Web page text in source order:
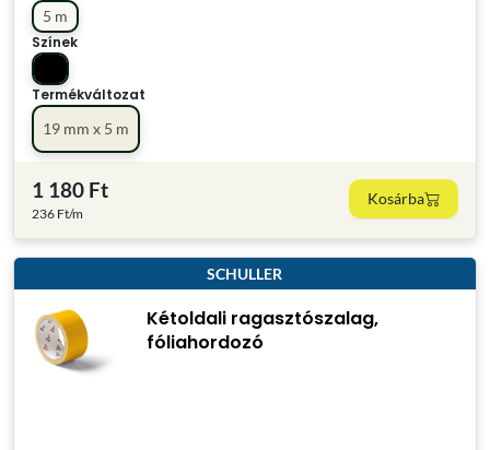
5 m
Színek
Termékváltozat
19 mm x 5 m
1 180 Ft
236 Ft/m
Kosárba
SCHULLER
Kétoldali ragasztószalag,
fóliahordozó